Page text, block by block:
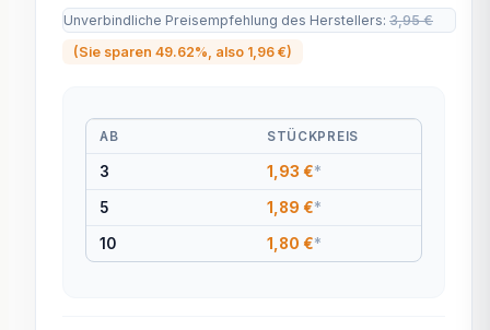
Unverbindliche Preisempfehlung des Herstellers: 3,95 €
(Sie sparen 49.62% , also 1,96 €)
AB STÜCKPREIS
3 1,93 €*
5 1,89 €*
10 1,80 €*